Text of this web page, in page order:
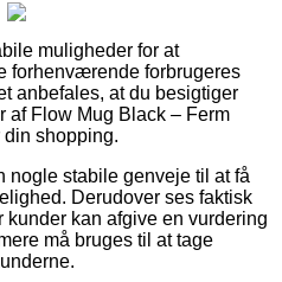
muligheder for at
forhenværende forbrugeres
anbefales, at du besigtiger
af Flow Mug Black – Ferm
shopping.
nogle stabile genveje til at få
Derudover ses faktisk
kan afgive en vurdering
må bruges til at tage